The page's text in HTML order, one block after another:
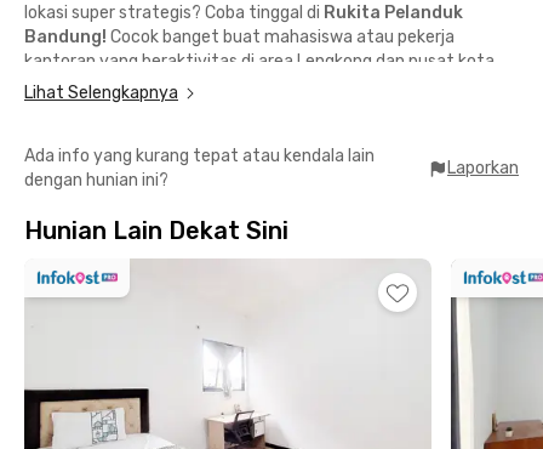
lokasi super strategis? Coba tinggal di Rukita Pelanduk
Bandung! Cocok banget buat mahasiswa atau pekerja
kantoran yang beraktivitas di area Lengkong dan pusat kota
Bandung. Kost eksklusif Bandung ini dekat ke kampus, area
perkantoran, pusat belanja, hingga stasiun—pas untuk kamu
Lokasi Strategis, Dekat ke Mana-Mana:
📍 4 menit ke Universitas Langlang Buana
📍 8 menit ke Braga & Jalan Asia-Afrika
📍 14 menit ke Stasiun Bandung
📍 20 menit ke ITB & Unpad Dipati Ukur
Fasilitas Lengkap, Hidup Makin Praktis:
✔️ Kamar fully furnished
✔️ Kamar mandi dalam + water heater
✔️ WiFi
✔️ Dapur bersama
Lihat Selengkapnya
Ada info yang kurang tepat atau kendala lain
dengan hunian ini?
Laporkan
Hunian Lain Dekat Sini